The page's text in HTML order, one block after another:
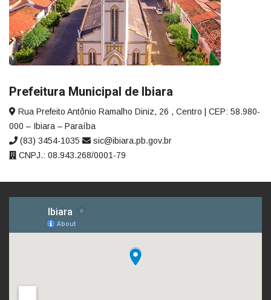
Prefeitura Municipal de Ibiara
Rua Prefeito Antônio Ramalho Diniz, 26 , Centro | CEP: 58.980-
000 – Ibiara – Paraíba
(83) 3454-1035
sic@ibiara.pb.gov.br
CNPJ.: 08.943.268/0001-79